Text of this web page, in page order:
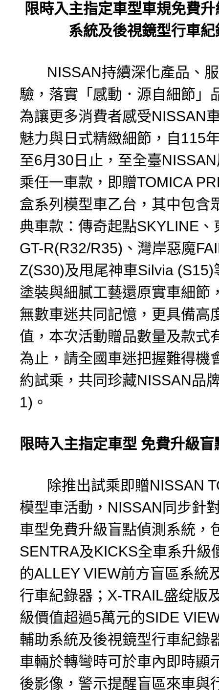
限時入主指定車型車規免費
系統及後視鏡型行車紀
NISSAN持續深化產品、服
驗，落實「感動．源自細節」
為讓更多消費者感受NISSAN
魅力與日式精緻細節，自115
至6月30日止，至全臺
乘任一車款，即贈TOMICA
盒系列模型車乙台，其中包含
典車款：傳奇起點SKYLINE、
GT-R(R32/R35)、灣岸惡魔
Z(S30)及甩尾神車Silvia (S15)
塗裝與細膩工藝還原實車細節
無數車迷共同記憶，更具備高
值，本次活動贈品數量及款式
為止，請全國車迷把握難得機
約試乘，共同珍藏NISSAN品
1)。
限時入主指定車型 免費升級盲
除推出試乘即贈NISSAN
模型車活動，NISSAN同步針
車型免費升級盲點偵測系統，
SENTRA及KICKS全車系升級
的ALLEY VIEW前方盲區系統
行車紀錄器；X-TRAIL盛绽版
級價值超過5萬元的SIDE
輔助系統及後視鏡型行車紀錄
車輛於轉彎時可於車內即時顯
後影像，警示提醒盲區來車與